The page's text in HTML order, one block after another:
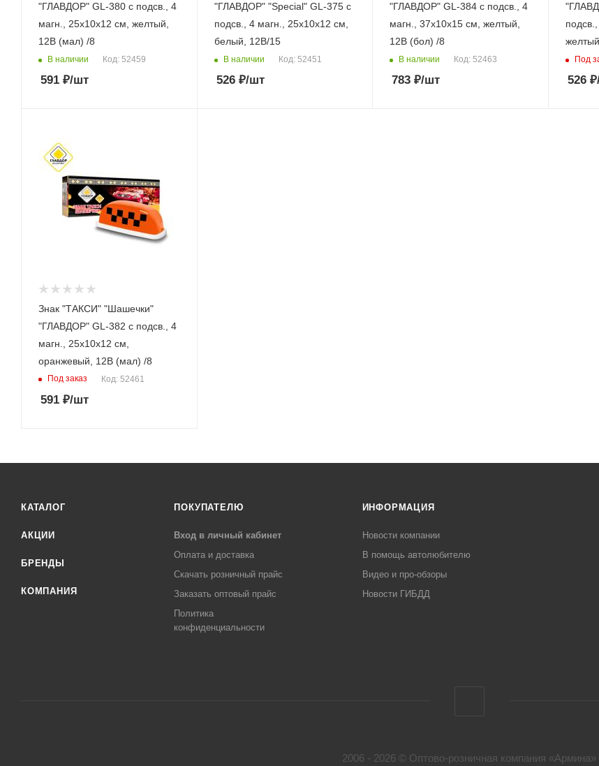
"ГЛАВДОР" GL-380 с подсв., 4
магн., 25х10х12 см, желтый,
12В (мал) /8
В наличии Код: 52459
591 ₽/шт
"ГЛАВДОР" "Special" GL-375 с
подсв., 4 магн., 25х10х12 см,
белый, 12В/15
В наличии Код: 52451
526₽/шт
"ГЛАВДОР" GL-384 с подсв., 4
магн., 37х10х15 см, желтый,
12В (бол) /8
В наличии Код: 52463
783 ₽/шт
Под
526₽
Знак "ТАКСИ" "Шашечки"
"ГЛАВДОР" GL-382 с подсв., 4
магн., 25х10х12 см,
оранжевый, 12В (мал) /8
Под заказ Код: 52461
591 ₽/шт
КАТАЛОГ
АКЦИИ
БРЕНДЫ
КОМПАНИЯ
ПОКУПАТЕЛЮ
Вход в личный кабинет
Оплата и доставка
Скачать розничный прайс
Заказать оптовый прайс
Политика
конфиденциальности
ИНФОРМАЦИЯ
Новости компании
В помощь автолюбителю
Видео и про-обзоры
Новости ГИБДД
2006 - 2026 © Оптово-розничная компания «Армина»